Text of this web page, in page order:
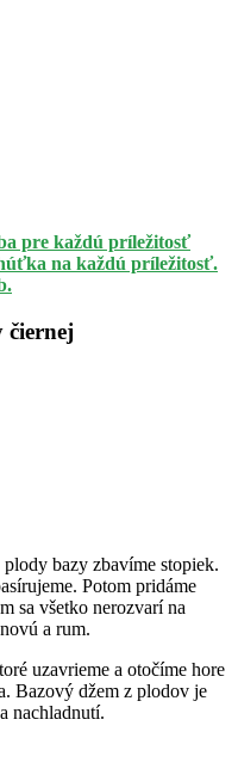
pre každú príležitosť
na každú príležitosť.
čiernej
plody bazy zbavíme stopiek.
Potom pridáme
sa všetko nerozvarí na
a rum.
uzavrieme a otočíme hore
Bazový džem z plodov je
nachladnutí.